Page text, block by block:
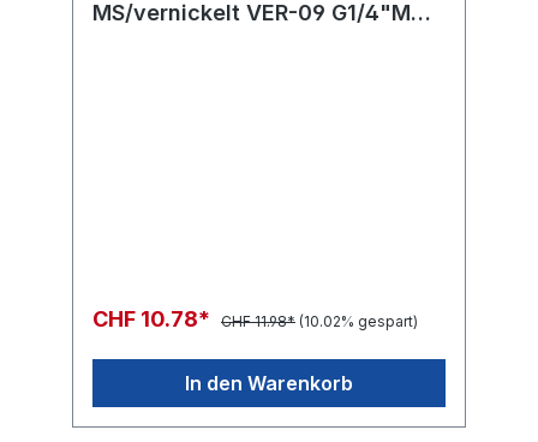
MS/vernickelt VER-09 G1/4"M
CHF 10.78* CHF 11.98* (10.02% gespart)
In den Warenkorb